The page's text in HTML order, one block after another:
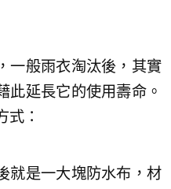
一般雨衣淘汰後，其實
此延長它的使用壽命。
式：
就是一大塊防水布，材